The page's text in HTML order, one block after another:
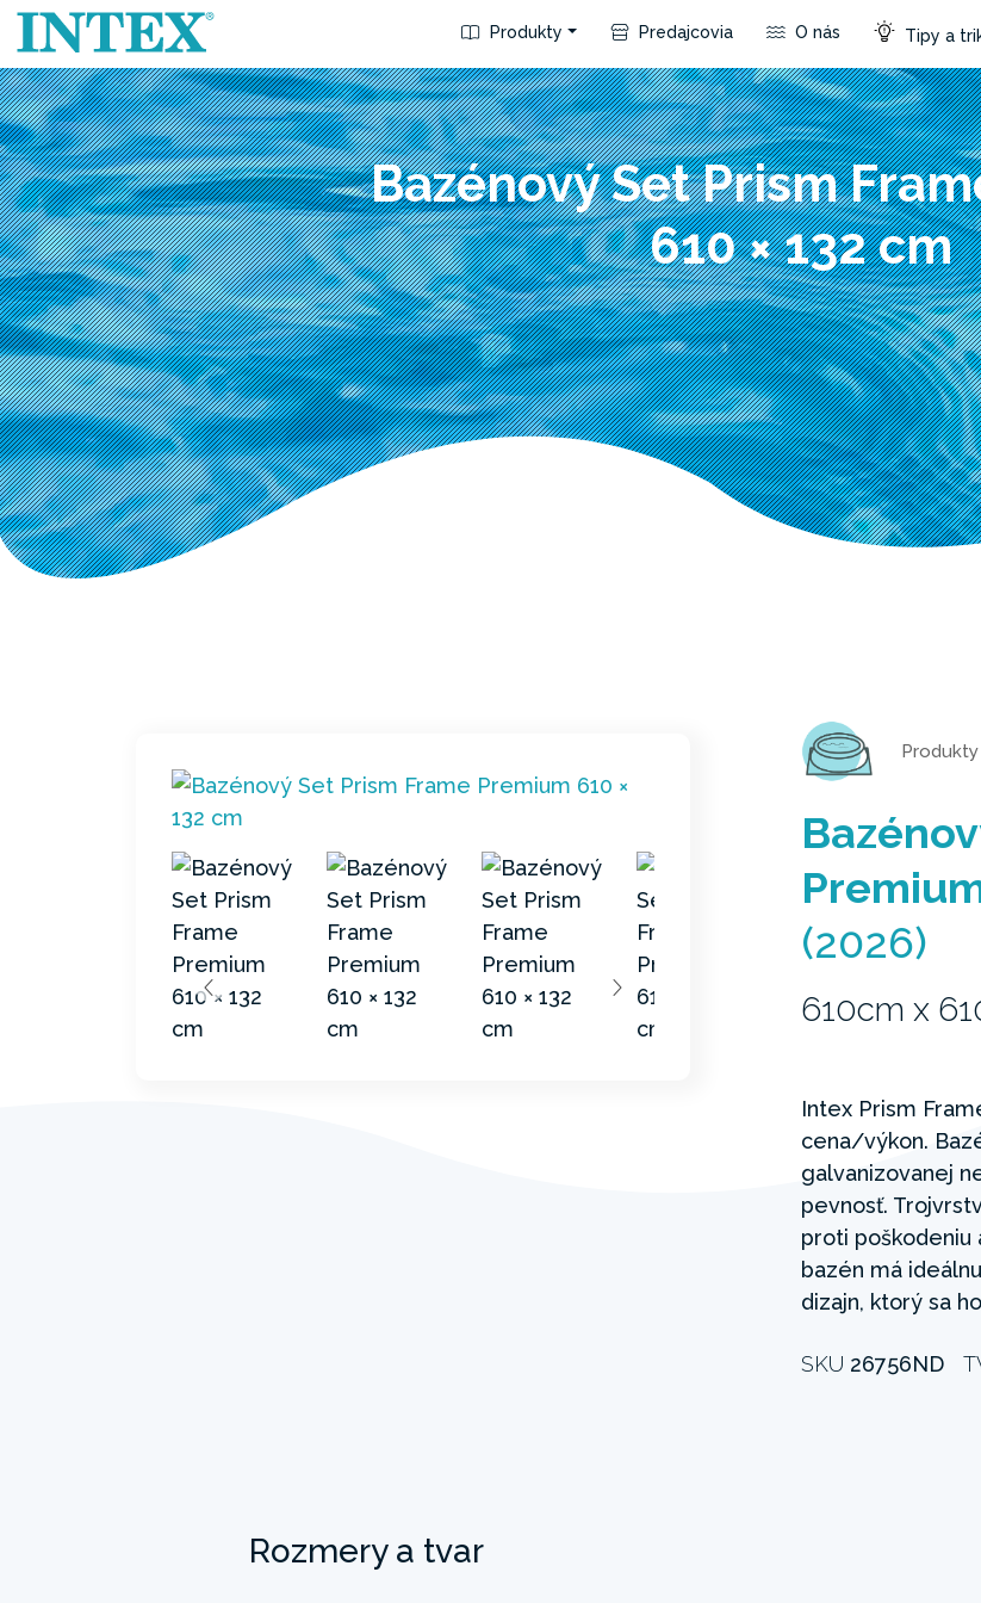
Produkty Predajcovia O nás Tipy a
Bazénový Set Prism
610 × 132 cm
Produkty
(2026)
610cm x
Intex Prism
cena/výkon.
galvanizovanej
pevnosť.
proti poškodeniu
bazén má
dizajn, ktorý sa
SKU 26756ND
Rozmery a tvar